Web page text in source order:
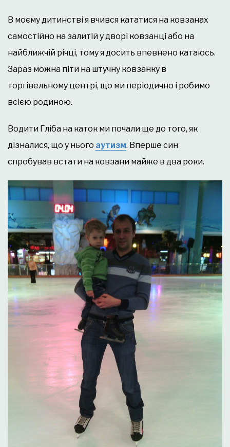
В моєму дитинстві я вчився кататися на ковзанах
самостійно на залитій у дворі ковзанці або на
найближчій річці, тому я досить впевнено катаюсь.
Зараз можна піти на штучну ковзанку в
торгівельному центрі, що ми періодично і робимо
всією родиною.
Водити Гліба на каток ми почали ще до того, як
дізналися, що у нього аутизм. Вперше син
спробував встати на ковзани майже в два роки.